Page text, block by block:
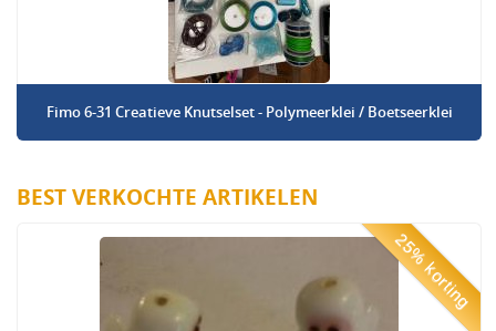
Fimo 6-31 Creatieve Knutselset - Polymeerklei / Boetseerklei
BEST VERKOCHTE ARTIKELEN
25% korting